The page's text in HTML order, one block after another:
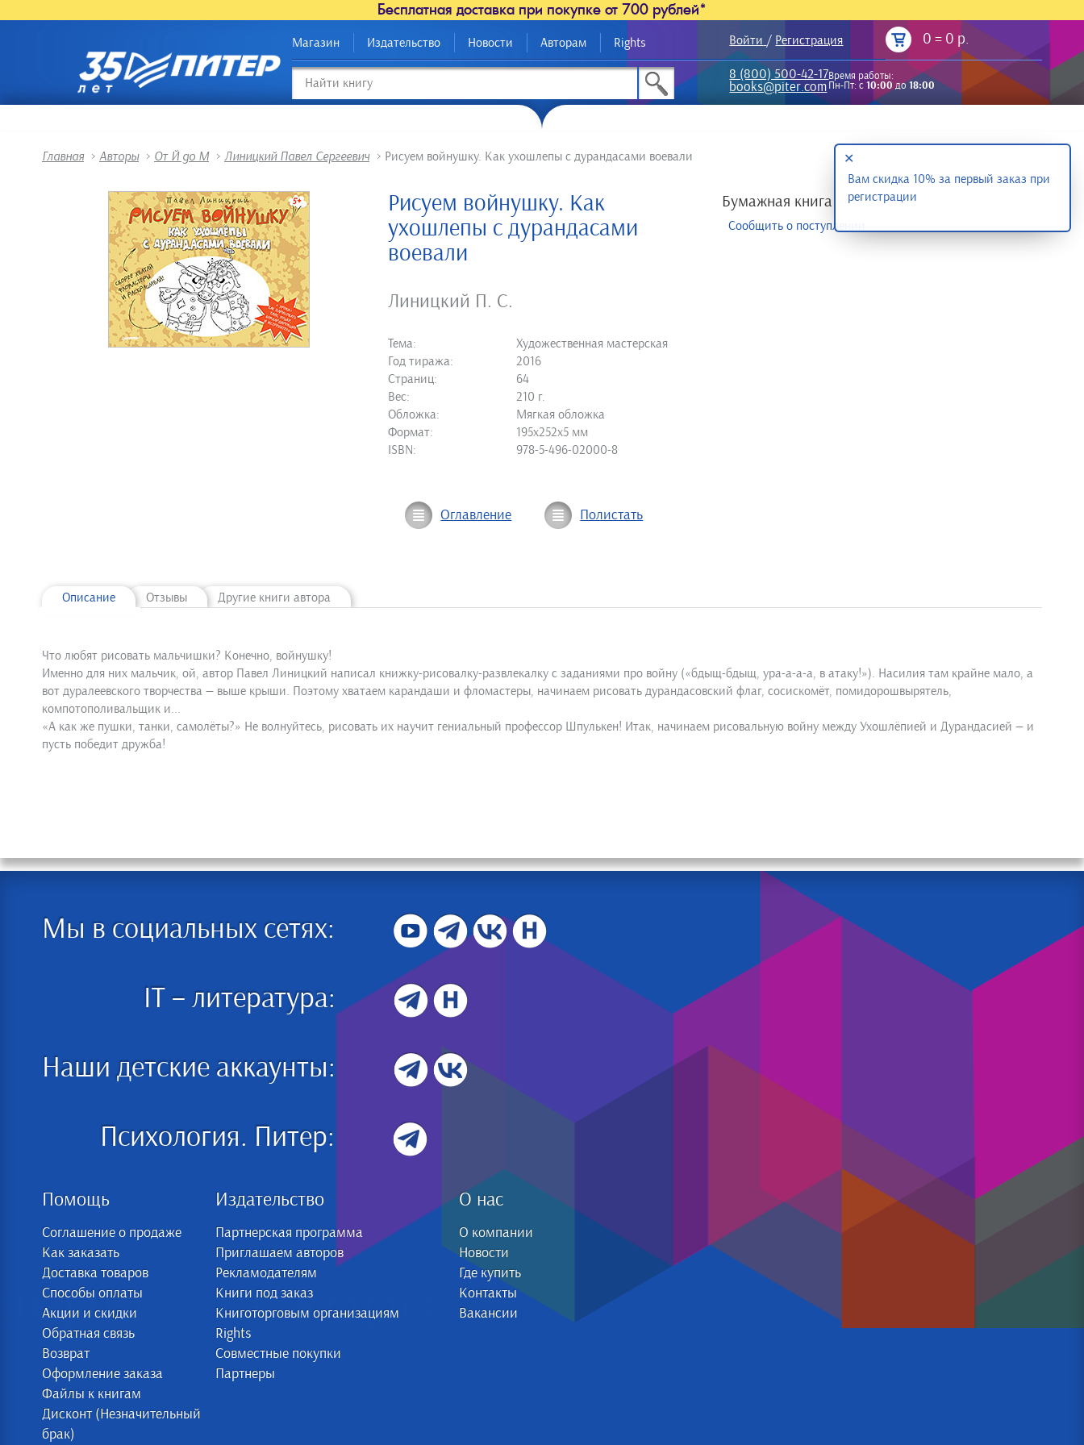
Бесплатная доставка при покупке от 700 рублей*
Магазин Издательство Новости Авторам Rights Войти / Регистрация 0 = 0 р.
8 (800) 500-42-17
books@piter.com
Время работы:
Пн-Пт: с10:00до18:00
Главная > Авторы > От Й до М > Линицкий Павел Сергеевич > Рисуем войнушку. Как ухошлепы с дурандасами воевали
Рисуем войнушку. Как
ухошлепы с дурандасами
воевали
Линицкий П. С.
Тема:
Художественная мастерская
Год тиража:
2016
Страниц:
64
Вес:
210 г.
Обложка:
Мягкая обложка
Формат:
195х252х5 мм
ISBN:
978-5-496-02000-8
Бумажная книга
Сообщить о поступлении
Оглавление Полистать
Описание Отзывы Другие книги автора
Что любят рисовать мальчишки? Конечно, войнушку!
Именно для них мальчик, ой, автор Павел Линицкий написал книжку-рисовалку-развлекалку с заданиями про войну («бдыщ-бдыщ, ура-а-а-а, в атаку!»). Насилия там крайне мало, а
вот дуралеевского творчества — выше крыши. Поэтому хватаем карандаши и фломастеры, начинаем рисовать дурандасовский флаг, сосискомёт, помидорошвырятель,
компотополивальщик и...
«А как же пушки, танки, самолёты?» Не волнуйтесь, рисовать их научит гениальный профессор Шпулькен! Итак, начинаем рисовальную войну между Ухошлёпией и Дурандасией — и
пусть победит дружба!
Мы в социальных сетях:
IT – литература:
Наши детские аккаунты:
Психология. Питер:
Помощь
Соглашение о продаже
Как заказать
Доставка товаров
Способы оплаты
Акции и скидки
Обратная связь
Возврат
Оформление заказа
Файлы к книгам
Дисконт (Незначительный
брак)
Издательство
Партнерская программа
Приглашаем авторов
Рекламодателям
Книги под заказ
Книготорговым организациям
Rights
Совместные покупки
Партнеры
О нас
О компании
Новости
Где купить
Контакты
Вакансии
Вам скидка 10% за первый заказ при
регистрации
✕